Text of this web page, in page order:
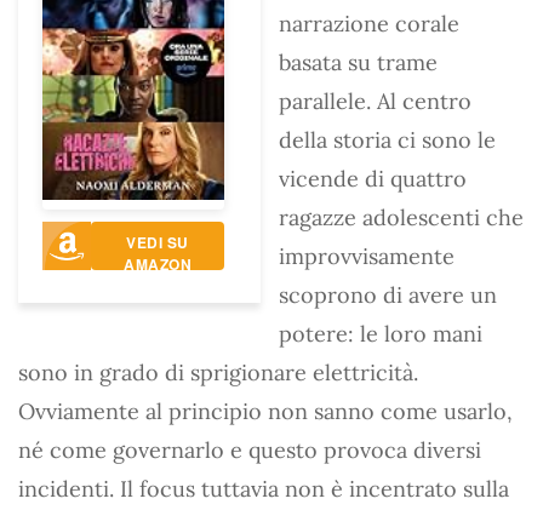
VEDI SU
AMAZON
narrazione corale
basata su trame
parallele. Al centro
della storia ci sono le
vicende di quattro
ragazze adolescenti che
improvvisamente
scoprono di avere un
potere: le loro mani
sono in grado di sprigionare elettricità.
Ovviamente al principio non sanno come usarlo,
né come governarlo e questo provoca diversi
incidenti. Il focus tuttavia non è incentrato sulla